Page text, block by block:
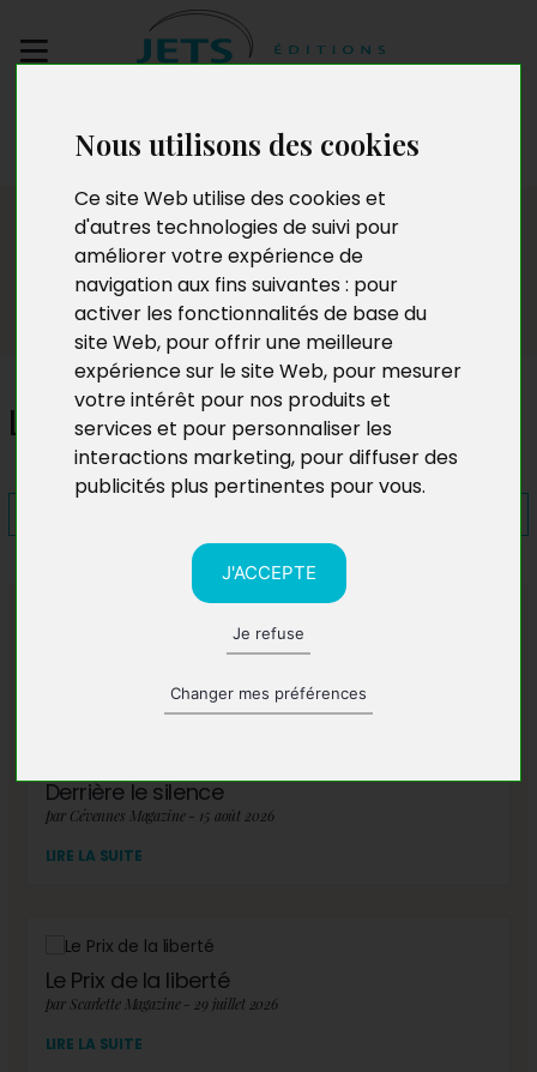
Nous utilisons des cookies
Ce site Web utilise des cookies et
d'autres technologies de suivi pour
améliorer votre expérience de
navigation aux fins suivantes : pour
activer les fonctionnalités de base du
site Web, pour offrir une meilleure
expérience sur le site Web, pour mesurer
votre intérêt pour nos produits et
services et pour personnaliser les
interactions marketing, pour diffuser des
publicités plus pertinentes pour vous.
J'ACCEPTE
Je refuse
Changer mes préférences
manuscrit
Presse
La Trajectoire
A lire également
Derrière le silence
par Cévennes Magazine - 15 août 2026
LIRE LA SUITE
Le Prix de la liberté
par Scarlette Magazine - 29 juillet 2026
LIRE LA SUITE